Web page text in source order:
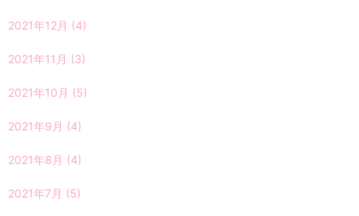
2021年12月 (4)
2021年11月 (3)
2021年10月 (5)
2021年9月 (4)
2021年8月 (4)
2021年7月 (5)